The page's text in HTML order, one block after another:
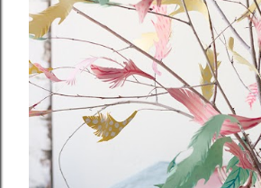
σ
ι
ς